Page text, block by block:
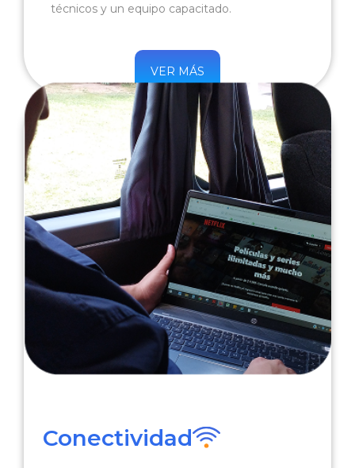
técnicos y un equipo capacitado.
VER MÁS
Conectividad